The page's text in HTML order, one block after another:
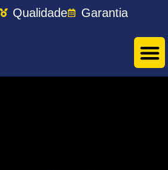
Qualidade Garantia